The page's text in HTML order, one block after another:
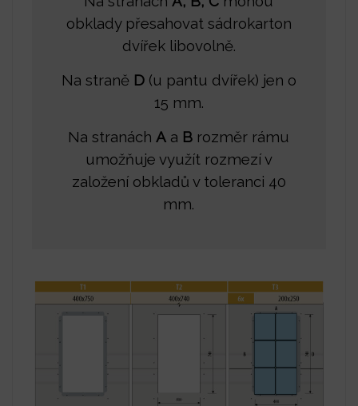
obklady přesahovat sádrokarton
dvířek libovolně.
Na straně D(u pantu dvířek) jen o
15 mm.
Na stranáchA a B rozměr rámu
umožňuje využít rozmezí v
založení obkladů v toleranci 40
mm.